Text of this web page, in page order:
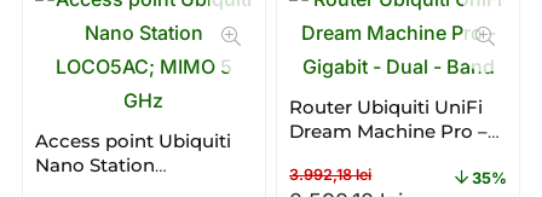
Access point Ubiquiti
Nano Station
Router Ubiquiti UniFi
Dream Machine Pro –
3.992,18lei 35%